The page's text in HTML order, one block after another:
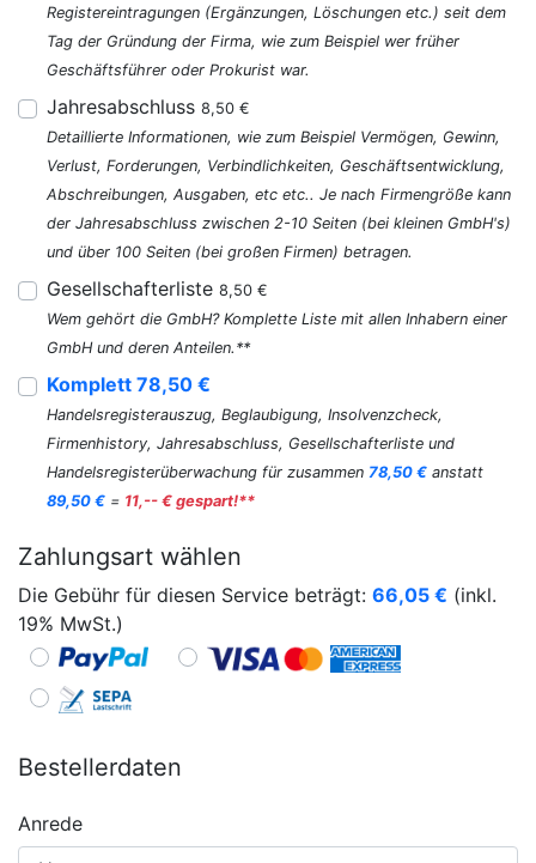
Registereintragungen (Ergänzungen, Löschungen etc.) seit dem
Tag der Gründung der Firma, wie zum Beispiel wer früher
Geschäftsführer oder Prokurist war.
Jahresabschluss 8,50 €
Detaillierte Informationen, wie zum Beispiel Vermögen, Gewinn,
Verlust, Forderungen, Verbindlichkeiten, Geschäftsentwicklung,
Abschreibungen, Ausgaben, etc etc.. Je nach Firmengröße kann
der Jahresabschluss zwischen 2-10 Seiten (bei kleinen GmbH's)
und über 100 Seiten (bei großen Firmen) betragen.
Gesellschafterliste 8,50 €
Wem gehört die GmbH? Komplette Liste mit allen Inhabern einer
GmbH und deren Anteilen.**
Komplett 78,50 €
Handelsregisterauszug, Beglaubigung, Insolvenzcheck,
Firmenhistory, Jahresabschluss, Gesellschafterliste und
Handelsregisterüberwachung für zusammen 78,50 € anstatt
89,50 € = 11,-- € gespart!**
Zahlungsart wählen
Die Gebühr für diesen Service beträgt: 66,05 € (inkl.
19% MwSt.)
Bestellerdaten
Anrede